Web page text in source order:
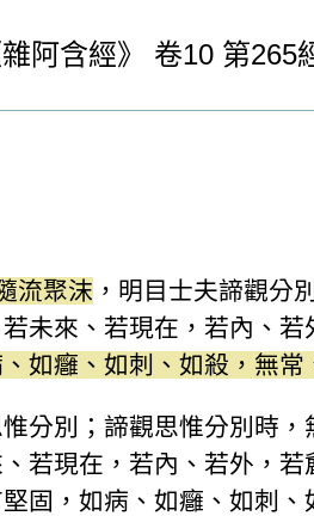
雜阿含經》 卷10 第265
流聚沫 ，明目士夫諦觀分
未來、若現在，若內、
如癰、如刺、如殺，無常
惟分別；諦觀思惟分別時
若現在，若內、若外，
固，如病、如癰、如刺、